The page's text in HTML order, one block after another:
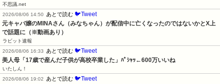
不思議.net
2026/08/06 14:50
あとで読む 🐦Tweet
元キャバ嬢のMINAさん（みなちゃん）が配信中に亡くなったのではないかとX上
で話題に（※動画あり）
ラビット速報
2026/08/06 16:33
あとで読む 🐦Tweet
美人母「17歳で産んだ子供が高校卒業した」ﾊﾟｼｬｯ←600万いいね
いたしん！
2026/08/06 19:02
あとで読む 🐦Tweet